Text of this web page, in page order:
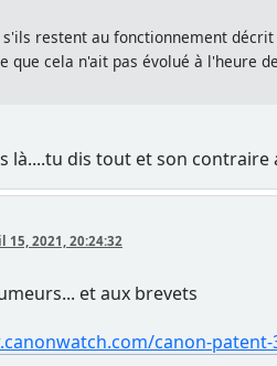
s'ils restent au fonctionnement
que cela n'ait pas évolué à l'heure
là....tu dis tout et son
15, 2021, 20:24:32
et aux brevets
canon-